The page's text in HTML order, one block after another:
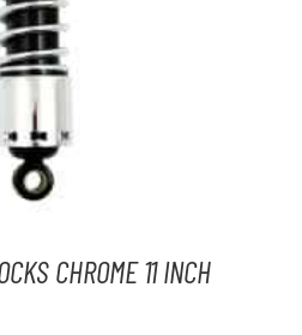
CHROME 11 INCH